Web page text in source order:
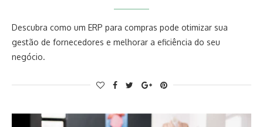
Descubra como um ERP para compras pode otimizar sua
gestão de fornecedores e melhorar a eficiência do seu
negócio.